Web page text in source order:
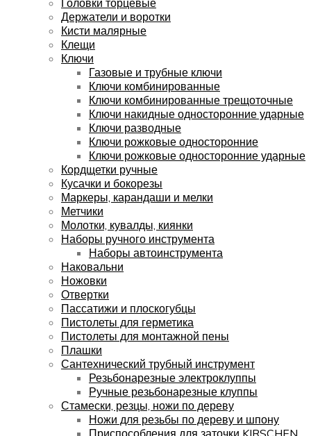
Держатели и воротки
Кисти малярные
Клещи
Ключи
Газовые и трубные ключи
Ключи комбинированные
Ключи комбинированные трещоточные
Ключи накидные односторонние ударные
Ключи разводные
Ключи рожковые односторонние
Ключи рожковые односторонние ударные
Кордщетки ручные
Кусачки и бокорезы
Маркеры, карандаши и мелки
Метчики
Молотки, кувалды, киянки
Наборы ручного инструмента
Наборы автоинструмента
Наковальни
Ножовки
Отвертки
Пассатижи и плоскогубцы
Пистолеты для герметика
Пистолеты для монтажной пены
Плашки
Сантехнический трубный инструмент
Резьбонарезные электроклуппы
Ручные резьбонарезные клуппы
Стамески, резцы, ножи по дереву
Ножи для резьбы по дереву и шпону
Приспособления для заточки KIRSCHEN